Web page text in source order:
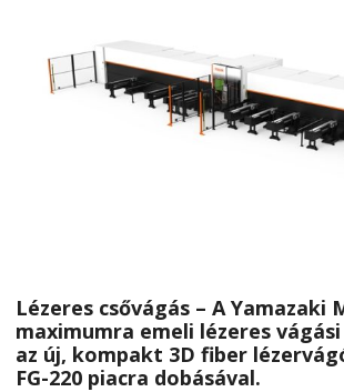
Lézeres csővágás – A Yamazaki
maximumra emeli lézeres
az új, kompakt 3D fiber
FG-220 piacra dobásával.